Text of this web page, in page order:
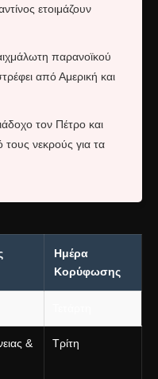
ετοιμάζουν
παρανοϊκού
από Αμερική και
τον Πέτρο και
τους νεκρούς για τα
Ημέρα
Κορύφωσης
&
Τρίτη